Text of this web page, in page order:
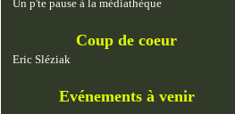
Un p'te pause à la médiathèque
Coup de coeur
Eric Sléziak
Evénements à venir